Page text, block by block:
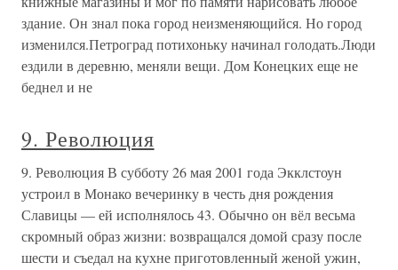
здание. Он знал пока город неизменяющийся. Но город
изменился.Петроград потихоньку начинал голодать.Люди
ездили в деревню, меняли вещи. Дом Конецких еще не
беднел и не
9. Революция
9. Революция В субботу 26 мая 2001 года Экклстоун
устроил в Монако вечеринку в честь дня рождения
Славицы — ей исполнялось 43. Обычно он вёл весьма
скромный образ жизни: возвращался домой сразу после
шести и съедал на кухне приготовленный женой ужин,